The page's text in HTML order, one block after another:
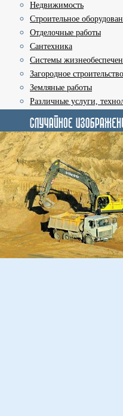
Недвижимость
Строительное
Отделочные работы
Сантехника
Системы
Загородное строительство
Земляные работы
Различные услуги,